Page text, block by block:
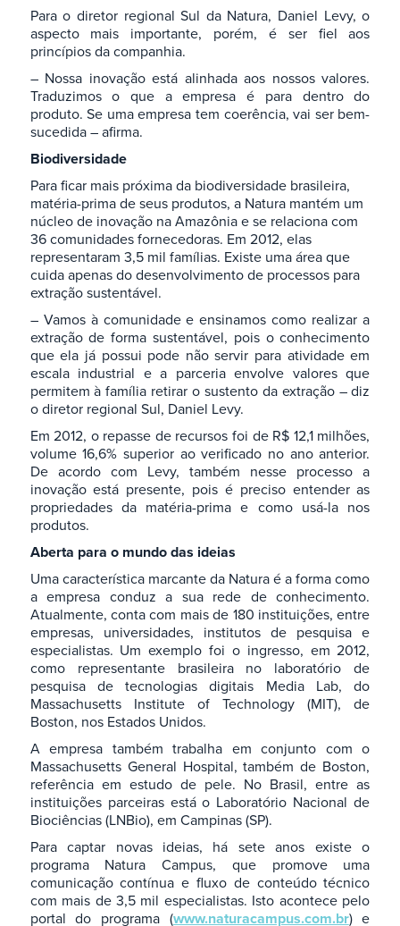
Para o diretor regional Sul da Natura, Daniel Levy, o
aspecto mais importante, porém, é ser fiel aos
princípios da companhia.
– Nossa inovação está alinhada aos nossos valores.
Traduzimos o que a empresa é para dentro do
produto. Se uma empresa tem coerência, vai ser bem-
sucedida – afirma.
Biodiversidade
Para ficar mais próxima da biodiversidade brasileira,
matéria-prima de seus produtos, a Natura mantém um
núcleo de inovação na Amazônia e se relaciona com
36 comunidades fornecedoras. Em 2012, elas
representaram 3,5 mil famílias. Existe uma área que
cuida apenas do desenvolvimento de processos para
extração sustentável.
– Vamos à comunidade e ensinamos como realizar a
extração de forma sustentável, pois o conhecimento
que ela já possui pode não servir para atividade em
escala industrial e a parceria envolve valores que
permitem à família retirar o sustento da extração – diz
o diretor regional Sul, Daniel Levy.
Em 2012, o repasse de recursos foi de R$ 12,1 milhões,
volume 16,6% superior ao verificado no ano anterior.
De acordo com Levy, também nesse processo a
inovação está presente, pois é preciso entender as
propriedades da matéria-prima e como usá-la nos
produtos.
Aberta para o mundo das ideias
Uma característica marcante da Natura é a forma como
a empresa conduz a sua rede de conhecimento.
Atualmente, conta com mais de 180 instituições, entre
empresas, universidades, institutos de pesquisa e
especialistas. Um exemplo foi o ingresso, em 2012,
como representante brasileira no laboratório de
pesquisa de tecnologias digitais Media Lab, do
Massachusetts Institute of Technology (MIT), de
Boston, nos Estados Unidos.
A empresa também trabalha em conjunto com o
Massachusetts General Hospital, também de Boston,
referência em estudo de pele. No Brasil, entre as
instituições parceiras está o Laboratório Nacional de
Biociências (LNBio), em Campinas (SP).
Para captar novas ideias, há sete anos existe o
programa Natura Campus, que promove uma
comunicação contínua e fluxo de conteúdo técnico
com mais de 3,5 mil especialistas. Isto acontece pelo
portal do programa (www.naturacampus.com.br) e